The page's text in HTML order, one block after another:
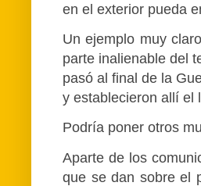
en el exterior pueda
Un ejemplo muy
parte inalienable del
pasó al final de la
y establecieron allí el
Podría poner otros
Aparte de los
que se dan sobre el